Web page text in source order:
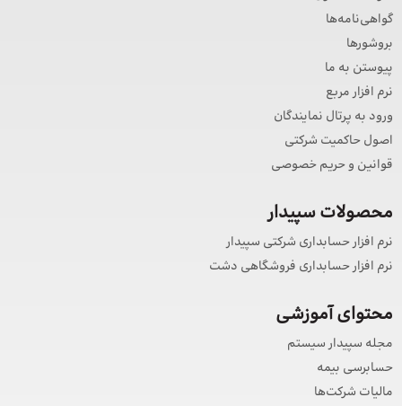
گواهی‌نامه‌ها
بروشورها
پیوستن به ما
نرم افزار مربع
ورود به پرتال نمایندگان
اصول حاکمیت شرکتی
قوانین و حریم خصوصی
محصولات سپیدار
نرم افزار حسابداری شرکتی سپیدار
نرم افزار حسابداری فروشگاهی دشت
محتوای آموزشی
مجله سپیدار سیستم
حسابرسی بیمه
مالیات شرکت‌ها